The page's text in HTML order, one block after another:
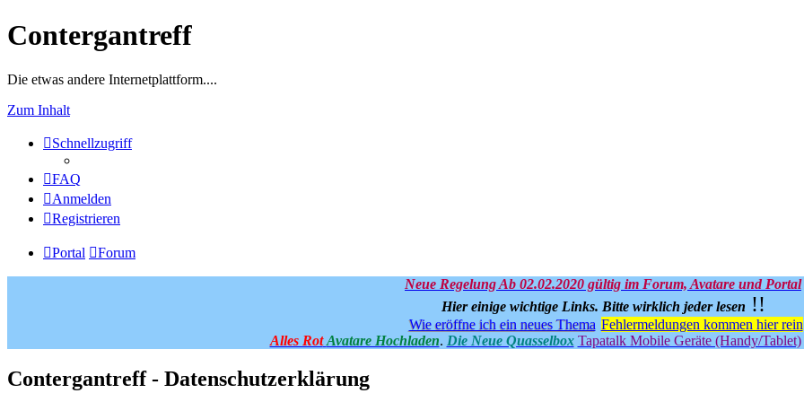
Contergantreff
Die etwas andere Internetplattform....
Zum Inhalt
Schnellzugriff
FAQ
Anmelden
Registrieren
Portal Forum
Neue Regelung Ab 02.02.2020 gültig im Forum, Avatare und Portal
Hier einige wichtige Links. Bitte wirklich jeder lesen !!
Wie eröffne ich ein neues Thema Fehlermeldungen kommen hier rein
Alles Rot Avatare Hochladen. Die Neue Quasselbox Tapatalk Mobile Geräte (Handy/Tablet)
Contergantreff - Datenschutzerklärung